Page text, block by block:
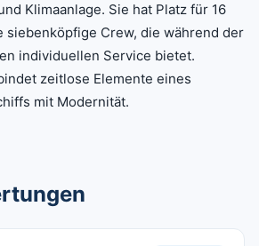
Klimaanlage. Sie hat Platz für 16
siebenköpfige Crew, die während der
individuellen Service bietet.
zeitlose Elemente eines
mit Modernität.